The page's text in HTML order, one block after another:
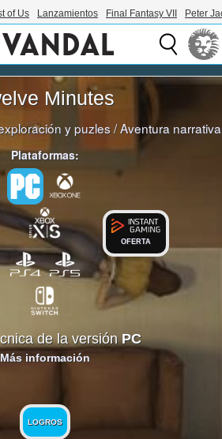
of Us Lanzamientos Final Fantasy VII Peter
Minutes
y puzles/Aventura narrativa
Plataformas:
OFERTA
de la versiónPC
Más información
LOGROS